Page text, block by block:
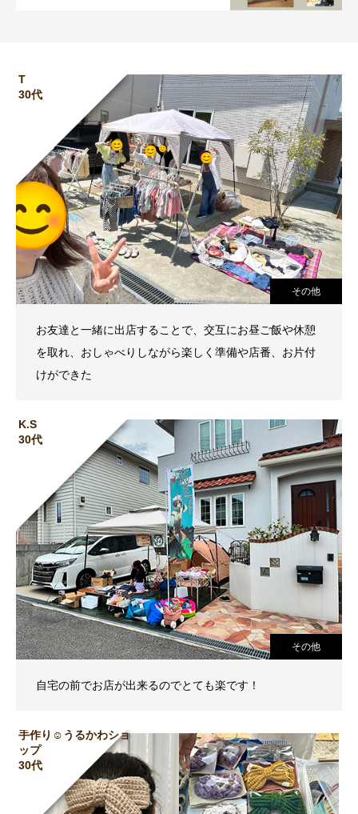
T
30代
その他
お友達と一緒に出店することで、交互にお昼ご飯や休憩
を取れ、おしゃべりしながら楽しく準備や店番、お片付
けができた
K.S
30代
その他
自宅の前でお店が出来るのでとても楽です！
手作り☺︎うるかわショ
ップ
30代